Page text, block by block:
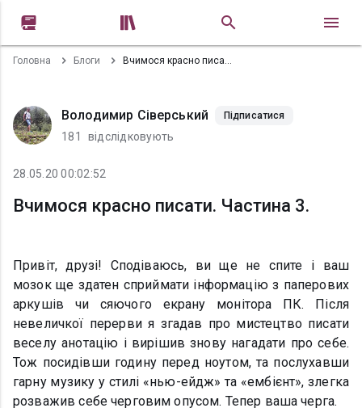
 
Головна Блоги Вчимося красно писати. Частина 3.
Володимир Сіверський Підписатися
181 відслідковують
28.05.20 00:02:52
Вчимося красно писати. Частина 3.
Привіт, друзі! Сподіваюсь, ви ще не спите і ваш
мозок ще здатен сприймати інформацію з паперових
аркушів чи сяючого екрану монітора ПК. Після
невеличкої перерви я згадав про мистецтво писати
веселу анотацію і вирішив знову нагадати про себе.
Тож посидівши годину перед ноутом, та послухавши
гарну музику у стилі «нью-ейдж» та «ембієнт», злегка
розважив себе черговим опусом. Тепер ваша черга.